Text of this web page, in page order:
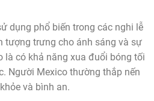
dụng phổ biến trong các nghi lễ
tượng trưng cho ánh sáng và sự
là có khả năng xua đuổi bóng tối
Người Mexico thường thắp nến
và bình an.